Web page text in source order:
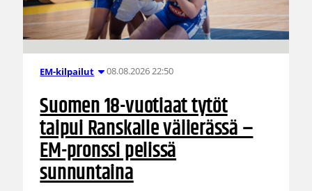
EM-kilpailut 08.08.2026 22:50
Suomen 18-vuotiaat tytöt
taipui Ranskalle välierässä –
EM-pronssi pelissä
sunnuntaina